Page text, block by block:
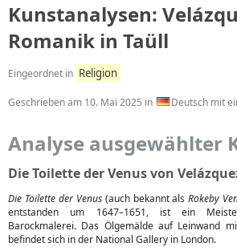
Kunstanalysen:
Romanik in Taüll
Eingeordnet in Religion
Geschrieben am 10. Mai 2025 in Deutsch mit
Analyse ausgewählter
Die Toilette der Venus von
Die Toilette der Venus(auch bekannt alsRokeby
entstanden um 1647–1651, ist ein
Barockmalerei. Das Ölgemälde auf Leinwand
befindet sich in der National Gallery in London.